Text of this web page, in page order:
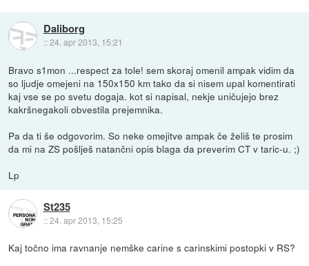
Daliborg
::24. apr 2013, 15:21
Bravo s1mon ...respect za tole! sem skoraj omenil ampak vidim da
so ljudje omejeni na 150x150 km tako da si nisem upal komentirati
kaj vse se po svetu dogaja. kot si napisal, nekje uničujejo brez
kakršnegakoli obvestila prejemnika.
Pa da ti še odgovorim. So neke omejitve ampak če želiš te prosim
da mi na ZS pošlješ natančni opis blaga da preverim CT v taric-u. ;)
Lp
St235
::24. apr 2013, 15:25
Kaj točno ima ravnanje nemške carine s carinskimi postopki v RS?